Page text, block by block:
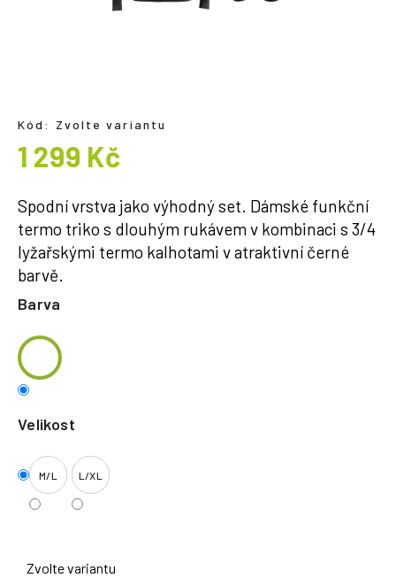
Spodní vrstva jako výhodný set. Dámské funkční
termo triko s dlouhým rukávem v kombinaci s 3/4
lyžařskými termo kalhotami v atraktivní černé
barvě.
Barva
Velikost
M/L L/XL
Zvolte variantu
Kód: Zvolte variantu
1 299 Kč
cena:
?
HLEDAT